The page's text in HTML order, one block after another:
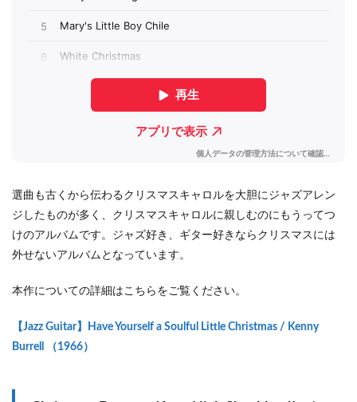
選曲も古くから伝わるクリスマスキャロルを大胆にジャズアレン
ジしたものが多く、クリスマスキャロルに親しむのにもうってつ
けのアルバムです。ジャズ好き、ギター好きならクリスマスには
外せないアルバムとなっています。
本作についての詳細はこちらをご覧ください。
【Jazz Guitar】Have Yourself a Soulful Little Christmas / Kenny
Burrell （1966）